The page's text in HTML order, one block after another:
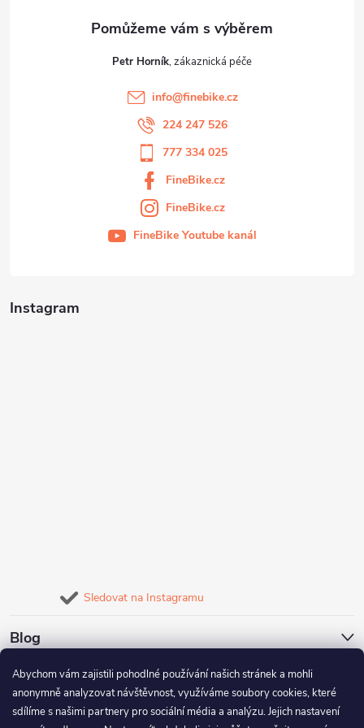
Abychom vám zajistili pohodlné používání našich stránek a mohli
anonymně analyzovat návštěvnost, využíváme soubory cookies, které
sdílíme s našimi partnery pro sociální média a analýzu. Jejich nastavení
Instagram
Sledovat na Instagramu
Blog
Naše služby
Petr Horník
info@finebike.cz
224 247 526
777 334 025
FineBike.cz
FineBike.cz
FineBike Youtube kanál